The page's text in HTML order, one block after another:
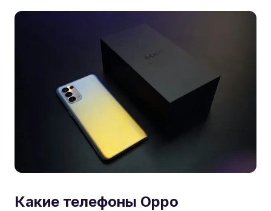
Какие телефоны Oppo